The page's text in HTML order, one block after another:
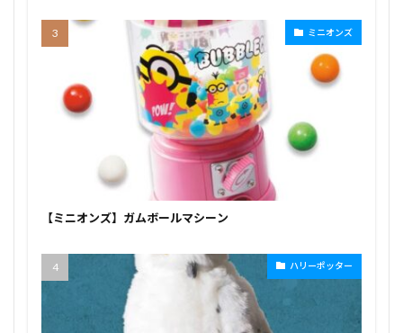
ミニオンズ
【ミニオンズ】ガムボールマシーン
ハリーポッター